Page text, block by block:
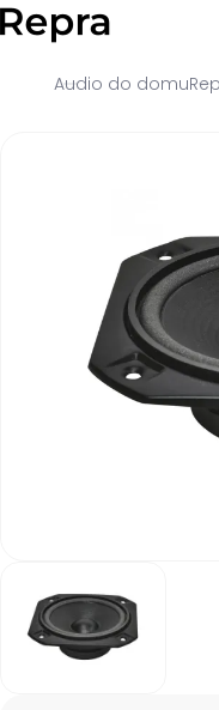
Audio do domu